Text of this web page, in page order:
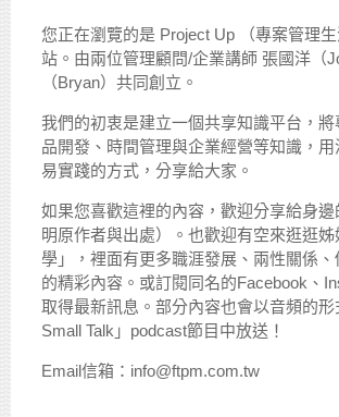
您正在瀏覽的是 Project Up （專案管理
站。由兩位管理顧問/企業講師 張國洋（
（Bryan）共同創立。
我們的初衷是建立一個共享知識平台，
品開發、時間管理與企業經營等知識，
易實踐的方式，分享給大家。
如果您喜歡這裡的內容，歡迎分享給身邊
明原作者與出處）。也歡迎有空來逛逛姊
學」，裡面有更多職涯發展、兩性關係、
的精彩內容。或訂閱同名的Facebook、
取得最新訊息。部分內容也會以音頻的形
Small Talk」podcast節目中放送！
Email信箱：info@ftpm.com.tw